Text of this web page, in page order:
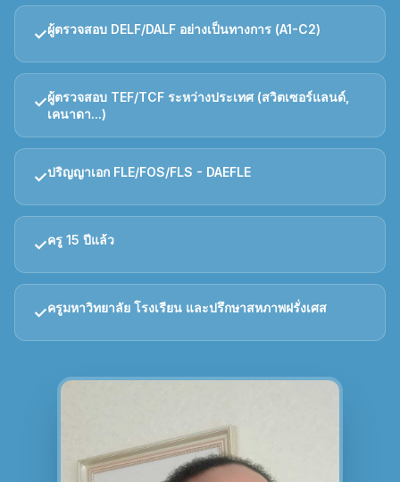
✓ผู้ตรวจสอบ DELF/DALF อย่างเป็นทางการ (A1-C2)
✓ผู้ตรวจสอบ TEF/TCF ระหว่างประเทศ (สวิตเซอร์แลนด์,
เคนาดา...)
✓ปริญญาเอก FLE/FOS/FLS - DAEFLE
✓ครู 15 ปีแล้ว
✓ครูมหาวิทยาลัย โรงเรียน และปรึกษาสหภาพฝรั่งเศส